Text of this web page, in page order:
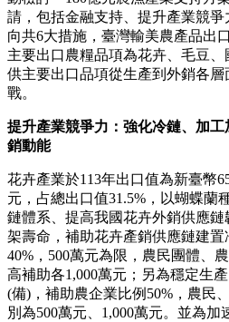
請，包括金融支持、提升產業競
向共6大措施，臺灣輸美農產品出
主要出口農糧品項為花卉、毛豆
供主要出口品項從生產到外銷各
戰。
提升產業競爭力：強化冷鏈、加
銷動能
花卉產業於113年出口值為新臺幣
元，占總出口值31.5%，以蝴蝶蘭
鏈體系、提高我國花卉外銷供應
架壽命，補助花卉產銷供應鏈建
40%，500萬元為限，農民團體、
高補助各1,000萬元；另為穩定生
(備)，補助農企業比例50%，農民
別為500萬元、1,000萬元。並為